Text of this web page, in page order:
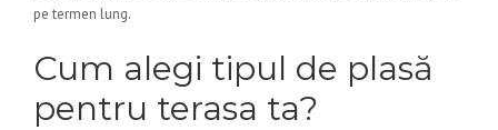
pe termen lung.
Cum alegi tipul de plasă
pentru terasa ta?